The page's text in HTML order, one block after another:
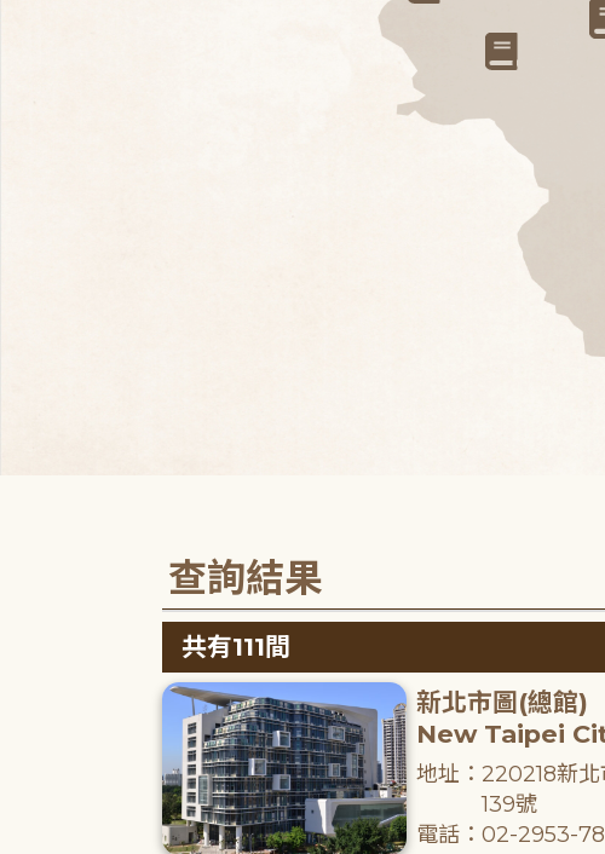
查詢結果
共有111間
新北市圖(總館)
New Taipei
地址：220218新
139號
電話：02-2953-